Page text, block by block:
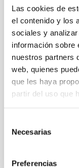
Las cookies de
el contenido y los
sociales y
información sobre
nuestros partners
web, quienes
que les haya
partir del uso que
Necesarias
Preferencias